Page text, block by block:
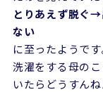
とりあえず脱ぐ
ない
に至ったようです
洗濯をする母の
いたらどうすん